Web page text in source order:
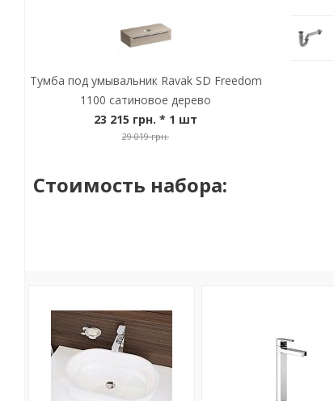
Тумба под умывальник Ravak SD Freedom
1100 сатиновое дерево
23 215 грн. * 1 шт
29 019 грн.
Стоимость набора: